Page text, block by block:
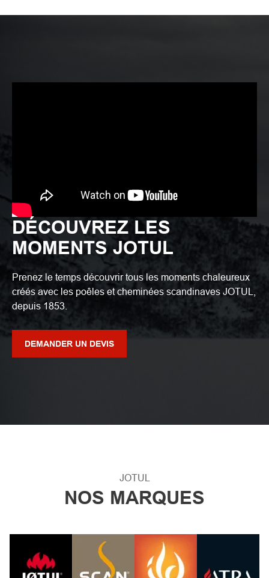
DÉCOUVREZ LES
MOMENTS JOTUL
Prenez le temps découvrir tous les moments chaleureux
créés avec les poêles et cheminées scandinaves JOTUL,
depuis 1853.
DEMANDER UN DEVIS
JOTUL
NOS MARQUES